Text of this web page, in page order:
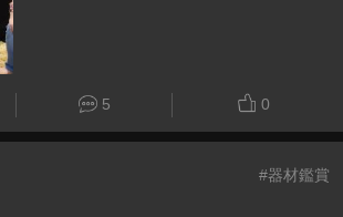
5 0
#器材鑑賞